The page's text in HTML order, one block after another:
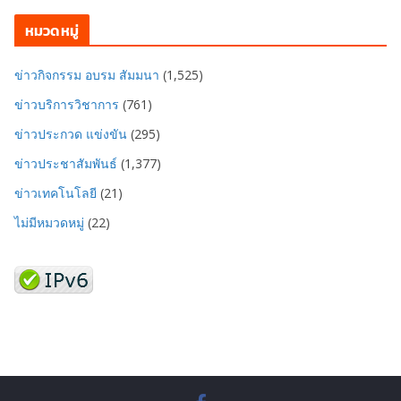
หมวดหมู่
ข่าวกิจกรรม อบรม สัมมนา (1,525)
ข่าวบริการวิชาการ (761)
ข่าวประกวด แข่งขัน (295)
ข่าวประชาสัมพันธ์ (1,377)
ข่าวเทคโนโลยี (21)
ไม่มีหมวดหมู่ (22)